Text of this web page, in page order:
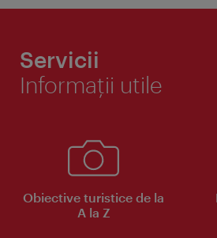
Servicii
Informaţii utile
Obiective turistice de la
A la Z